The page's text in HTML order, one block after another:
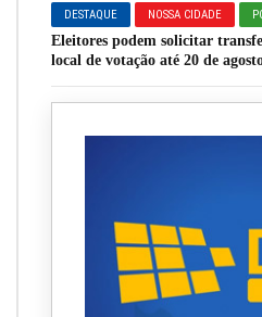
DESTAQUE NOSSA CIDADE
Eleitores podem solicitar
local de votação até 20 de